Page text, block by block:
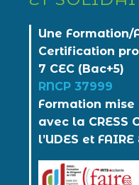
Une Formation/
Certification
7 CEC (Bac+5)
RNCP 37999
Formation
avec la CRESS
l’UDES et FAIRE